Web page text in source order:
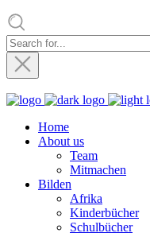
Home
About us
Team
Mitmachen
Bilden
Afrika
Kinderbücher
Schulbücher